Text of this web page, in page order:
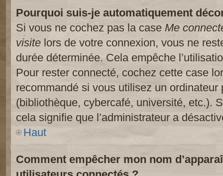
Pourquoi suis-je automatiquement
Si vous ne cochez pas la case Me
visite lors de votre connexion, vous ne
durée déterminée. Cela empêche
Pour rester connecté, cochez cette case
recommandé si vous utilisez un
(bibliothèque, cybercafé, université, etc.).
cela signifie que l’administrateur a
Haut
Comment empêcher mon nom